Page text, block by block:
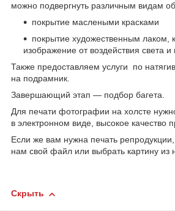
можно подвергнуть различным видам
покрытие маслеными красками
покрытие художественным лаком,
изображение от воздействия света и
Также предоставляем услуги по
на подрамник.
Завершающий этап ― подбор багета.
Для печати фотографии на холсте
в электронном виде, высокое качество
Если же вам нужна печать
нам свой файл или выбрать картину из
Скрыть